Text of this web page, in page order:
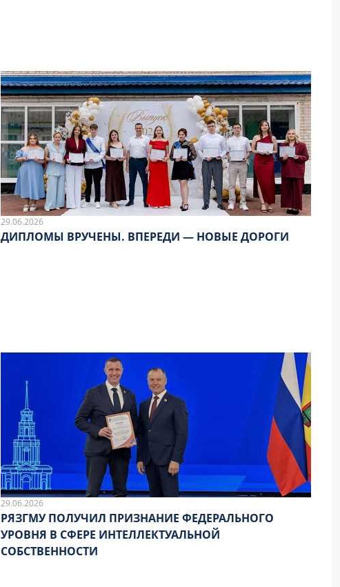
29.06.2026
ДИПЛОМЫ ВРУЧЕНЫ. ВПЕРЕДИ — НОВЫЕ ДОРОГИ
29.06.2026
РЯЗГМУ ПОЛУЧИЛ ПРИЗНАНИЕ ФЕДЕРАЛЬНОГО
УРОВНЯ В СФЕРЕ ИНТЕЛЛЕКТУАЛЬНОЙ
СОБСТВЕННОСТИ